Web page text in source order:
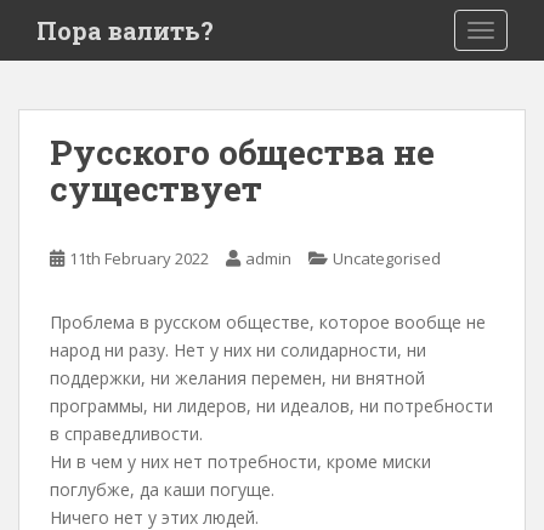
i
Пора валить?
Русского общества не
существует
11th February 2022 admin Uncategorised
Проблема в русском обществе, которое вообще не
народ ни разу. Нет у них ни солидарности, ни
поддержки, ни желания перемен, ни внятной
программы, ни лидеров, ни идеалов, ни потребности
в справедливости.
Ни в чем у них нет потребности, кроме миски
поглубже, да каши погуще.
Ничего нет у этих людей.